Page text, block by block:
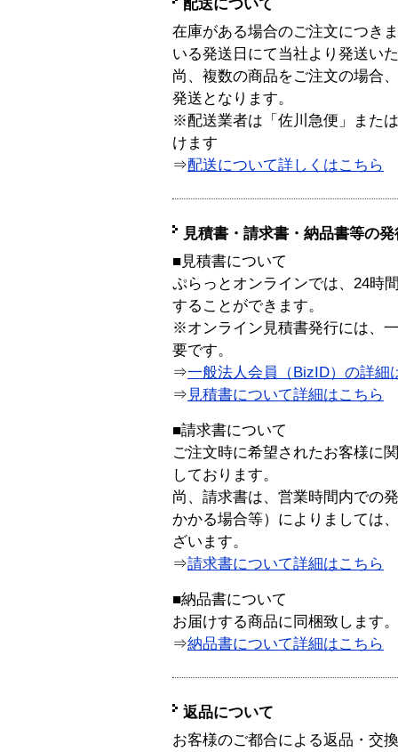
配送について
在庫がある場合のご注文につき
いる発送日にて当社より発送い
尚、複数の商品をご注文の場合
発送となります。
※配送業者は「佐川急便」また
けます
⇒配送について詳しくはこちら
見積書・請求書・納品書等の
■見積書について
ぷらっとオンラインでは、24時
することができます。
※オンライン見積書発行には、
要です。
⇒一般法人会員（BizID）の詳細
⇒ 見積書について詳細はこちら
■請求書について
ご注文時に希望されたお客様に
しております。
尚、請求書は、営業時間内での
かかる場合等）によりましては
ざいます。
⇒請求書について詳細はこちら
■納品書について
お届けする商品に同梱致します。
⇒納品書について詳細はこちら
返品について
お客様のご都合による返品・交